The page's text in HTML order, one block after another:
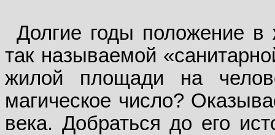
Долгие годы положение
так называемой
жилой площади на
магическое число?
века. Добраться до его